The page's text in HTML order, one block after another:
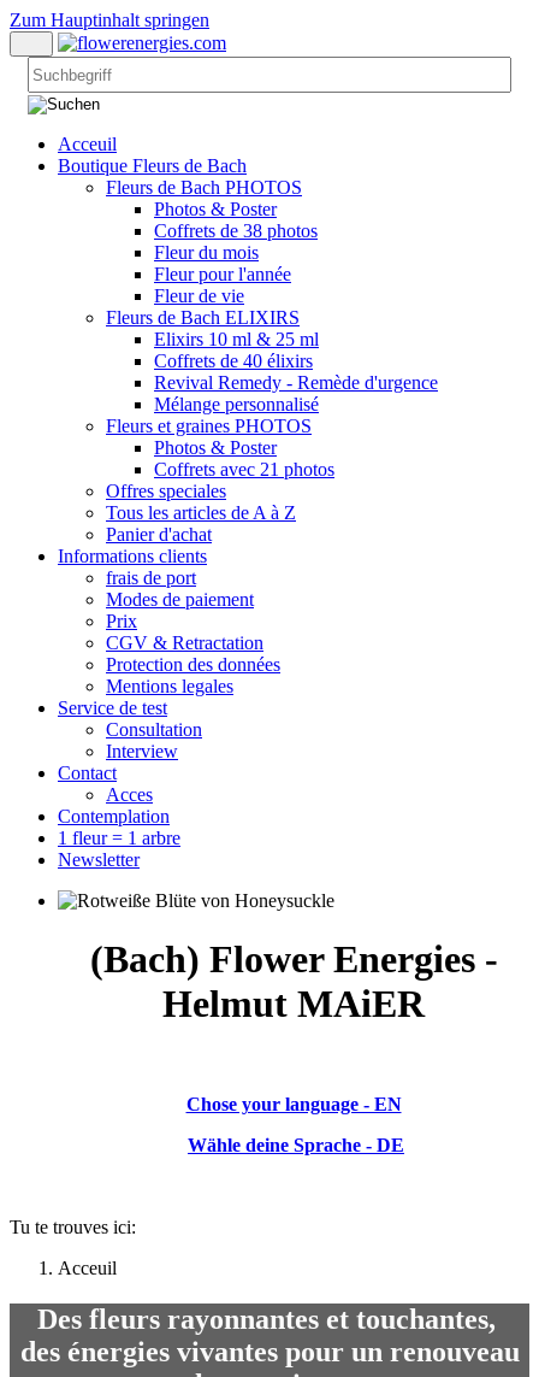
Zum Hauptinhalt springen
Acceuil
Boutique Fleurs de Bach
Fleurs de Bach PHOTOS
Photos & Poster
Coffrets de 38 photos
Fleur du mois
Fleur pour l'année
Fleur de vie
Fleurs de Bach ELIXIRS
Elixirs 10 ml & 25 ml
Coffrets de 40 élixirs
Revival Remedy - Remède d'urgence
Mélange personnalisé
Fleurs et graines PHOTOS
Photos & Poster
Coffrets avec 21 photos
Offres speciales
Tous les articles de A à Z
Panier d'achat
Informations clients
frais de port
Modes de paiement
Prix
CGV & Retractation
Protection des données
Mentions legales
Service de test
Consultation
Interview
Contact
Acces
Contemplation
1 fleur = 1 arbre
Newsletter
(Bach) Flower Energies -
Helmut MAiER
Chose your language - EN
Wähle deine Sprache - DE
Tu te trouves ici:
Acceuil
Des fleurs rayonnantes et touchantes,
des énergies vivantes pour un renouveau